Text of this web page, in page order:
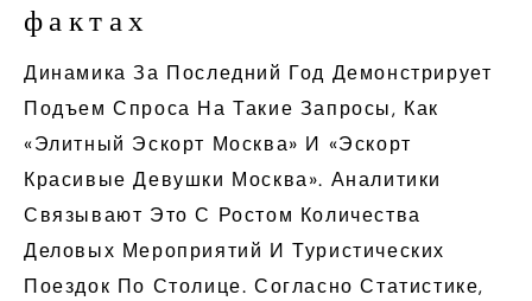
фактах
Динамика За Последний Год Демонстрирует
Подъем Спроса На Такие Запросы, Как
«элитный Эскорт Москва» И «эскорт
Красивые Девушки Москва». Аналитики
Связывают Это С Ростом Количества
Деловых Мероприятий И Туристических
Поездок По Столице. Согласно Статистике,